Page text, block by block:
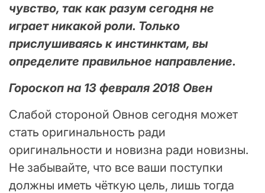
чувство, так как разум сегодня не
играет никакой роли. Только
прислушиваясь к инстинктам, вы
определите правильное направление.
Гороскоп на 13 февраля 2018 Овен
Слабой стороной Овнов сегодня может
стать оригинальность ради
оригинальности и новизна ради новизны.
Не забывайте, что все ваши поступки
должны иметь чёткую цель, лишь тогда